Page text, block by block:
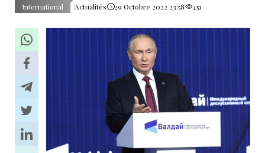
International Actualités 29 Octobre 2022 23:58 451